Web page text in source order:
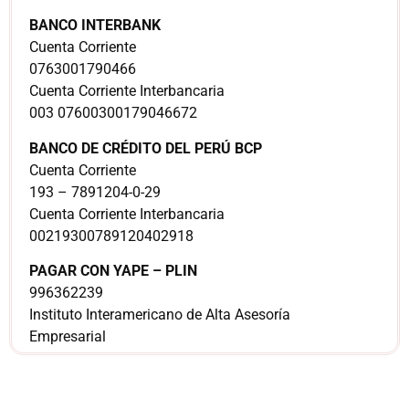
BANCO INTERBANK
Cuenta Corriente
0763001790466
Cuenta Corriente Interbancaria
003 07600300179046672
BANCO DE CRÉDITO DEL PERÚ BCP
Cuenta Corriente
193 – 7891204-0-29
Cuenta Corriente Interbancaria
00219300789120402918
PAGAR CON YAPE – PLIN
996362239
Instituto Interamericano de Alta Asesoría
Empresarial